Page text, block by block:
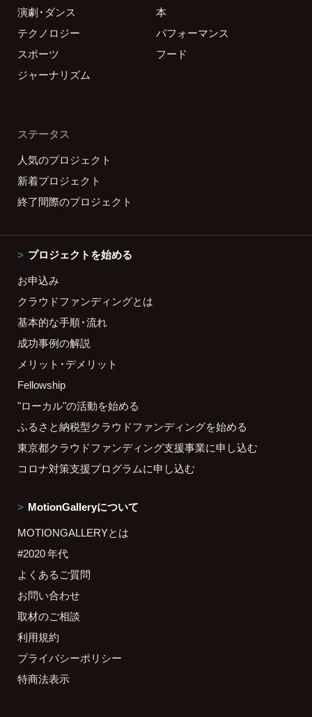
演劇・ダンス
本
テクノロジー
パフォーマンス
スポーツ
フード
ジャーナリズム
ステータス
人気のプロジェクト
新着プロジェクト
終了間際のプロジェクト
プロジェクトを始める
お申込み
クラウドファンディングとは
基本的な手順・流れ
成功事例の解説
メリット・デメリット
Fellowship
"ローカル"の活動を始める
ふるさと納税型クラウドファンディングを始める
東京都クラウドファンディング支援事業に申し込む
コロナ対策支援プログラムに申し込む
MotionGalleryについて
MOTIONGALLERYとは
#2020 年代
よくあるご質問
お問い合わせ
取材のご相談
利用規約
プライバシーポリシー
特商法表示